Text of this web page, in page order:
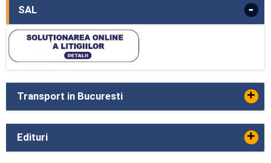
SAL -
Transport in Bucuresti +
Edituri +